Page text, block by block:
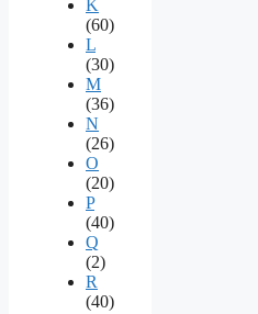
K
(60)
L
(30)
M
(36)
N
(26)
O
(20)
P
(40)
Q
(2)
R
(40)